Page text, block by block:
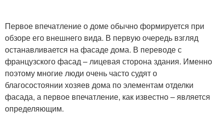
Первое впечатление о доме обычно формируется при
обзоре его внешнего вида. В первую очередь взгляд
останавливается на фасаде дома. В переводе с
французского фасад – лицевая сторона здания. Именно
поэтому многие люди очень часто судят о
благосостоянии хозяев дома по элементам отделки
фасада, а первое впечатление, как известно – является
определяющим.